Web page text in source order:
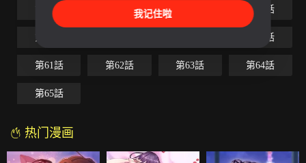
第53話 第56話
第60話
第61話 第62話 第63話 第64話
第65話
热门漫画
我记住啦